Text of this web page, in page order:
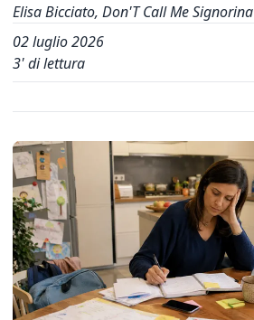
Elisa Bicciato, Don'T Call Me Signorina
02 luglio 2026
3' di lettura